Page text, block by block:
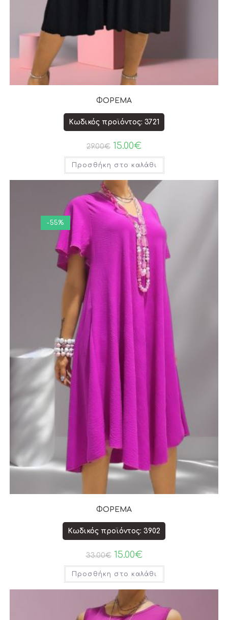
ΦΟΡΕΜΑ
Κωδικός προϊόντος: 3721
29.00€ 15.00€
Προσθήκη στο καλάθι
-55%
ΦΟΡΕΜΑ
Κωδικός προϊόντος: 3902
33.00€ 15.00€
Προσθήκη στο καλάθι